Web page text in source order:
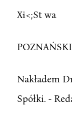
Xi<;St wa
Nakładem
Spółki. -